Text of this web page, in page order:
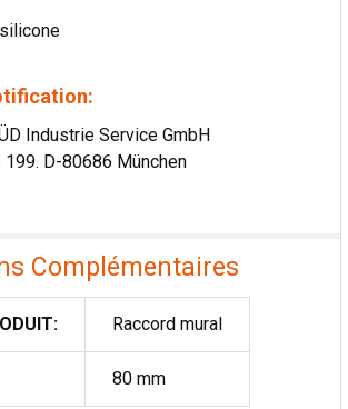
Industrie Service GmbH
D-80686 München
Complémentaires
Raccord mural
80 mm